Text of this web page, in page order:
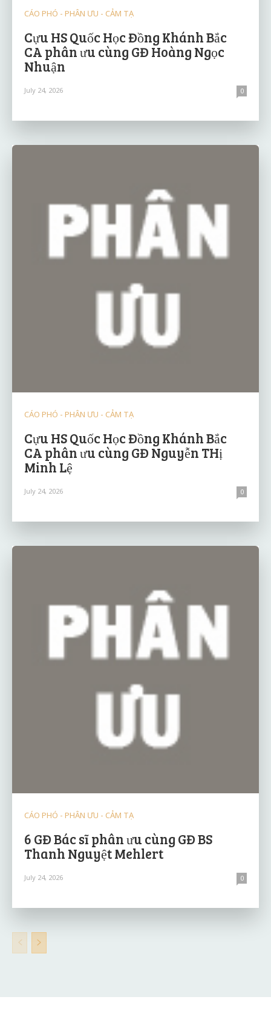
CÁO PHÓ - PHÂN ƯU - CẢM TẠ
Cựu HS Quốc Học Đồng Khánh Bắc
CA phân ưu cùng GĐ Hoàng Ngọc
Nhuận
July 24, 2026 0
CÁO PHÓ - PHÂN ƯU - CẢM TẠ
Cựu HS Quốc Học Đồng Khánh Bắc
CA phân ưu cùng GĐ Nguyễn THị
Minh Lệ
July 24, 2026 0
CÁO PHÓ - PHÂN ƯU - CẢM TẠ
6 GĐ Bác sĩ phân ưu cùng GĐ BS
Thanh Nguyệt Mehlert
July 24, 2026 0